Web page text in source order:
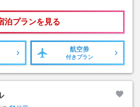
泊プランを見る
航空券
付きプラン